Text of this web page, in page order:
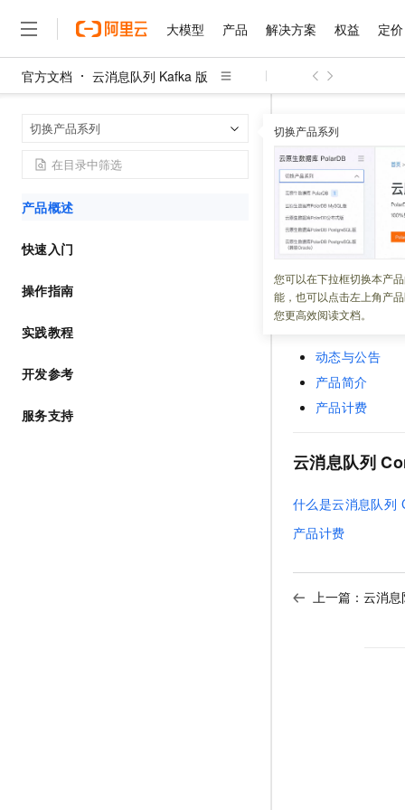
大模型 产品 解决方案 权益 定价
官方文档 云消息队列 Kafka 版
切换产品系列 切换产品系列
您可以在下拉框切换本产
能，也可以点击左上角产
您更高效阅读文档。
产品概述
快速入门
操作指南
实践教程
开发参考
服务支持
产品概述
更新时间： 2024-02-
云消息队列
动态与公告
产品简介
产品计费
云消息队列
什么是云消息队列
产品计费
上一篇： 云消
大模型
产品
精选产品
人工智能与机器学习
安全
精选产品
大模型服务平台百炼
大模型服务与应用平台
千问大模型
多元化、高性能、安全可
无影云电脑
随时随地安全接入的云上
云解析DNS
云原生大数据计算服务
面向分析的企业级SaaS
解决方案
精选解决方案
AI
安全
网络
精选解决方案
睿译宝，AI翻译排版一
上传文档即自动完成翻译
GLM-5.2：长任务时代
Hermes Agent，打造自
自主进化，持久记忆，越
快速拥有专属 OpenClaw
权益 普惠上云
普惠上云 官方力荐
云服务器38元/年起，超值
官方推荐返现计划
推荐新用户得奖励，单订
云工开物
高校专属算力普惠，学生
免费试用
解决方案免费试用 新老
最高领取价值200元试用
AI 产品 免费试用
140+云产品 免费试用
产品新客免费试用，最长
大模型ACA认证体验
定价 产品定价
了解云产品的定价详情
云上成本管理
管理和优化成本
云市场 精选商城
网站建设
多端小程序
Salesforce 国际版订阅
友盟天域
观测云
Tuya 物联网平台阿里云
电子合同
AI空中课堂在线直播课
生态解决方案
开发者生态解决方案
伙伴 成为销售伙伴
分销伙伴
咨询伙伴
销售伙伴合作计划
Salesforce On Alibaba
Consulting Partner 合作
服务 售前咨询
在线服务
售后服务
自助服务
工单服务
短信专区
了解阿里云 为什么选择阿里云
什么是云计算
技术领先
稳定可靠
安全合规
分析师报告
研究报告与白皮书
天池大赛
AI 算法大赛
入门学习赛